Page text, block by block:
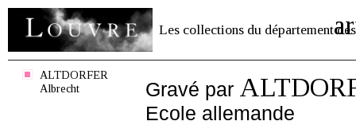
Les collections du département des
ALTDORFER
Albrecht
Gravé par
Ecole allemande